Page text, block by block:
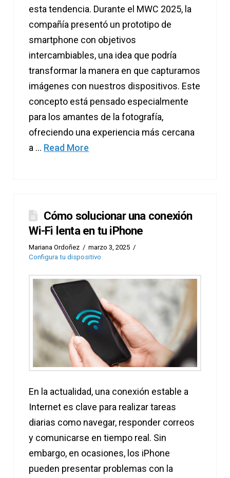
esta tendencia. Durante el MWC 2025, la
compañía presentó un prototipo de
smartphone con objetivos
intercambiables, una idea que podría
transformar la manera en que capturamos
imágenes con nuestros dispositivos. Este
concepto está pensado especialmente
para los amantes de la fotografía,
ofreciendo una experiencia más cercana
a … Read More
Cómo solucionar una conexión
Wi-Fi lenta en tu iPhone
Mariana Ordoñez
marzo 3, 2025
Configura tu dispositivo
En la actualidad, una conexión estable a
Internet es clave para realizar tareas
diarias como navegar, responder correos
y comunicarse en tiempo real. Sin
embargo, en ocasiones, los iPhone
pueden presentar problemas con la